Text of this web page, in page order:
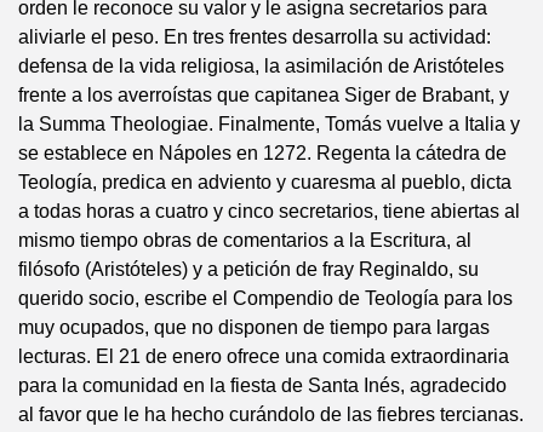
orden le reconoce su valor y le asigna secretarios para
aliviarle el peso. En tres frentes desarrolla su actividad:
defensa de la vida religiosa, la asimilación de Aristóteles
frente a los averroístas que capitanea Siger de Brabant, y
la Summa Theologiae. Finalmente, Tomás vuelve a Italia y
se establece en Nápoles en 1272. Regenta la cátedra de
Teología, predica en adviento y cuaresma al pueblo, dicta
a todas horas a cuatro y cinco secretarios, tiene abiertas al
mismo tiempo obras de comentarios a la Escritura, al
filósofo (Aristóteles) y a petición de fray Reginaldo, su
querido socio, escribe el Compendio de Teología para los
muy ocupados, que no disponen de tiempo para largas
lecturas. El 21 de enero ofrece una comida extraordinaria
para la comunidad en la fiesta de Santa Inés, agradecido
al favor que le ha hecho curándolo de las fiebres tercianas.